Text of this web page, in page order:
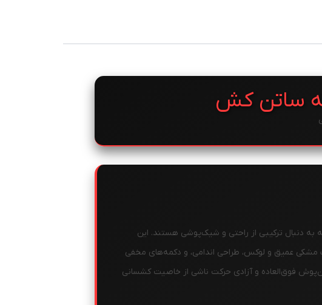
ساتن کش
به دنبال ترکیبی از راحتی و شیک‌پوشی هستند. این
عمیق و لوکس، طراحی اندامی، و دکمه‌های مخفی
فوق‌العاده و آزادی حرکت ناشی از خاصیت کشسانی